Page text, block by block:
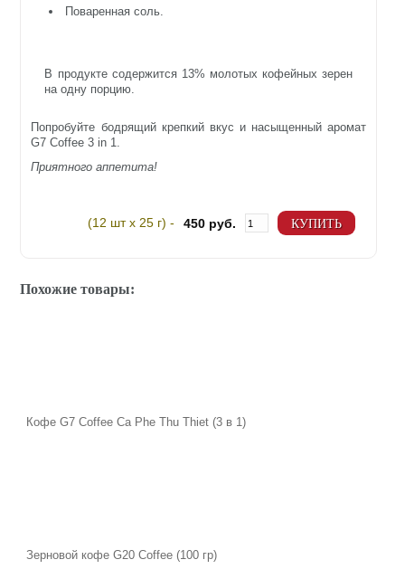
Поваренная соль.
В продукте содержится 13% молотых кофейных зерен
на одну порцию.
Попробуйте бодрящий крепкий вкус и насыщенный аромат
G7 Coffee 3 in 1.
Приятного аппетита!
(12 шт х 25 г) - 450 руб. КУПИТЬ
Похожие товары:
Кофе G7 Coffee Сa Phe Thu Thiet (3 в 1)
Зерновой кофе G20 Coffee (100 гр)